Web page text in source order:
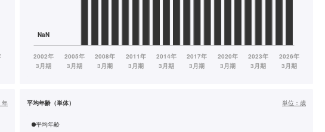
年 平均年齢（単体） 単位： 歳
平均年齢